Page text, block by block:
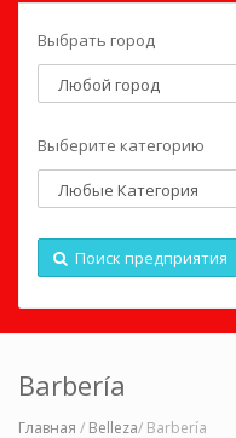
Выбрать город
Выберите категорию
Поиск предприятия
Barbería
Главная / Belleza/ Barbería